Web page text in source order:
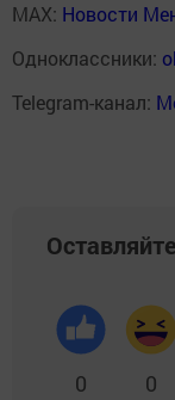
MAX: Новости
Одноклассники:
Telegram-канал:
0 0